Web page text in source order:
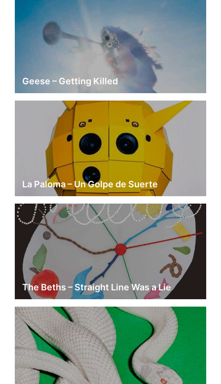
Geese – Getting Killed
La Paloma – Un Golpe de Suerte
The Beths – Straight Line Was a Lie